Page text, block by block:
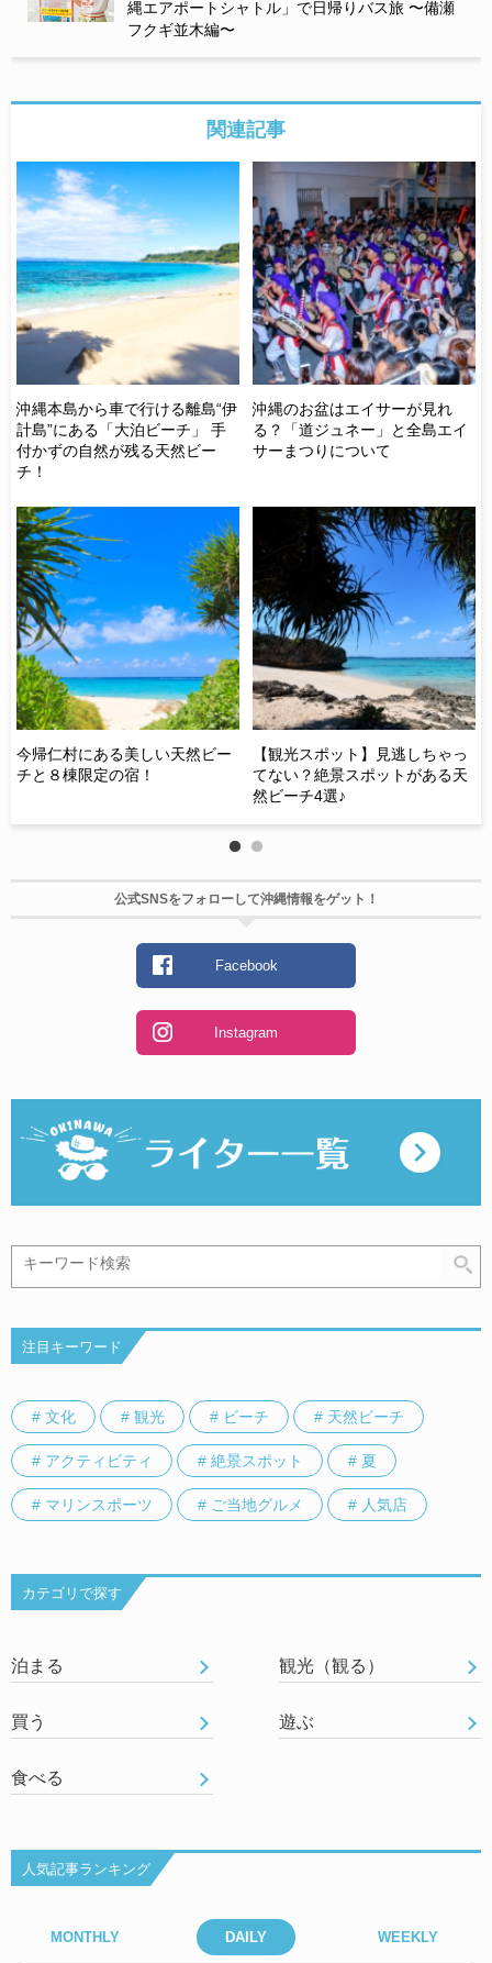
縄エアポートシャトル」で日帰りバス旅 〜備瀬
フクギ並木編〜
関連記事
沖縄本島から車で行ける離島“伊
計島”にある「大泊ビーチ」 手
付かずの自然が残る天然ビー
チ！
沖縄のお盆はエイサーが見れ
る？「道ジュネー」と全島エイ
サーまつりについて
今帰仁村にある美しい天然ビー
チと８棟限定の宿！
【観光スポット】見逃しちゃっ
てない？絶景スポットがある天
然ビーチ4選♪
公式SNSをフォローして沖縄情報をゲット！
Facebook
Instagram
注目キーワード
# 文化 # 観光 # ビーチ # 天然ビーチ
# アクティビティ # 絶景スポット # 夏
# マリンスポーツ # ご当地グルメ # 人気店
カテゴリで探す
泊まる 観光（観る）
買う 遊ぶ
食べる
人気記事ランキング
MONTHLY DAILY WEEKLY